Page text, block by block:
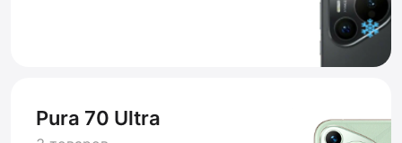
Pura 70 Ultra